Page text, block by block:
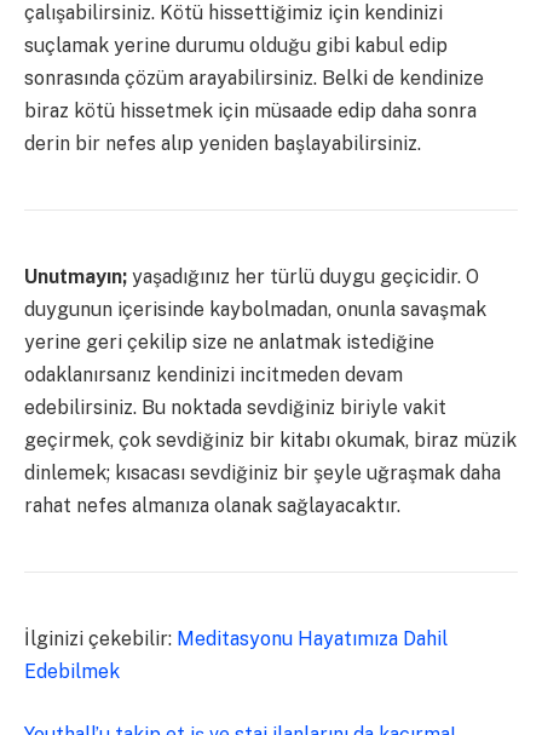
çalışabilirsiniz. Kötü hissettiğimiz için kendinizi
suçlamak yerine durumu olduğu gibi kabul edip
sonrasında çözüm arayabilirsiniz. Belki de kendinize
biraz kötü hissetmek için müsaade edip daha sonra
derin bir nefes alıp yeniden başlayabilirsiniz.
Unutmayın; yaşadığınız her türlü duygu geçicidir. O
duygunun içerisinde kaybolmadan, onunla savaşmak
yerine geri çekilip size ne anlatmak istediğine
odaklanırsanız kendinizi incitmeden devam
edebilirsiniz. Bu noktada sevdiğiniz biriyle vakit
geçirmek, çok sevdiğiniz bir kitabı okumak, biraz müzik
dinlemek; kısacası sevdiğiniz bir şeyle uğraşmak daha
rahat nefes almanıza olanak sağlayacaktır.
İlginizi çekebilir: Meditasyonu Hayatımıza Dahil
Edebilmek